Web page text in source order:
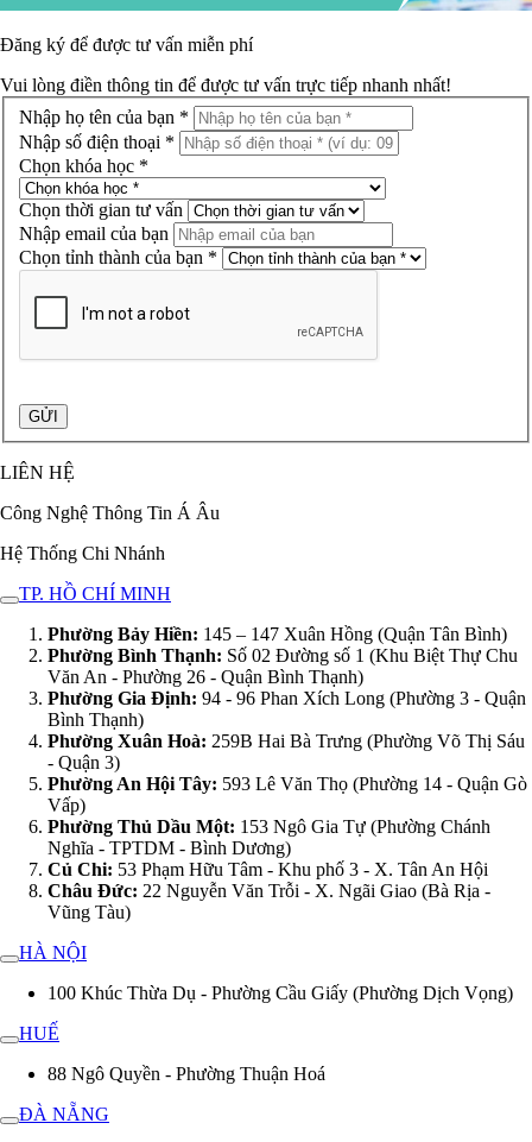
Đăng ký để được tư vấn miễn phí
Vui lòng điền thông tin để được tư vấn trực tiếp nhanh nhất!
Nhập họ tên của bạn *
Nhập số điện thoại *
Chọn khóa học *
Chọn thời gian tư vấn
Nhập email của bạn
Chọn tỉnh thành của bạn *
LIÊN HỆ
Công Nghệ Thông Tin Á Âu
Hệ Thống Chi Nhánh
TP. HỒ CHÍ MINH
Phường Bảy Hiền: 145 – 147 Xuân Hồng (Quận Tân Bình)
Phường Bình Thạnh: Số 02 Đường số 1 (Khu Biệt Thự Chu
Văn An - Phường 26 - Quận Bình Thạnh)
Phường Gia Định: 94 - 96 Phan Xích Long (Phường 3 - Quận
Bình Thạnh)
Phường Xuân Hoà: 259B Hai Bà Trưng (Phường Võ Thị Sáu
- Quận 3)
Phường An Hội Tây: 593 Lê Văn Thọ (Phường 14 - Quận Gò
Vấp)
Phường Thủ Dầu Một: 153 Ngô Gia Tự (Phường Chánh
Nghĩa - TPTDM - Bình Dương)
Củ Chi: 53 Phạm Hữu Tâm - Khu phố 3 - X. Tân An Hội
Châu Đức: 22 Nguyễn Văn Trỗi - X. Ngãi Giao (Bà Rịa -
Vũng Tàu)
HÀ NỘI
100 Khúc Thừa Dụ - Phường Cầu Giấy (Phường Dịch Vọng)
HUẾ
88 Ngô Quyền - Phường Thuận Hoá
ĐÀ NẴNG